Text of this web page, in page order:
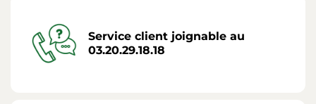
Service client joignable au
03.20.29.18.18